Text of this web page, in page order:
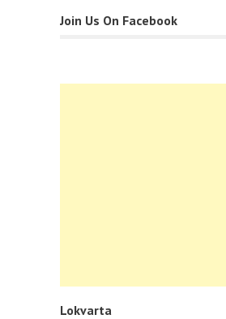
Join Us On Facebook
Lokvarta